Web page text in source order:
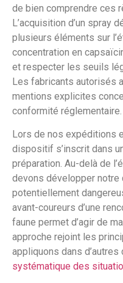
de bien comprendre ces
L’acquisition d’un spray
plusieurs éléments sur
concentration en
et respecter les seuils
Les fabricants autorisés
mentions explicites
conformité réglementaire.
Lors de nos expéditions
dispositif s’inscrit dans
préparation. Au-delà de
devons développer notre
potentiellement
avant-coureurs d’une
faune permet d’agir de
approche rejoint les
appliquons dans
systématique des